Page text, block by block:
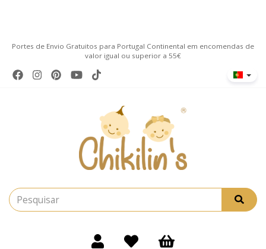
Portes de Envio Gratuitos para Portugal Continental em encomendas de
valor igual ou superior a 55€